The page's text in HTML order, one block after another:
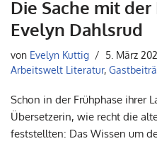
Die Sache mit
Evelyn Dahlsrud
von Evelyn Kuttig
5. März
Arbeitswelt Literatur,
Schon in der Frühphase ihrer
Übersetzerin, wie recht die
feststellten: Das Wissen um